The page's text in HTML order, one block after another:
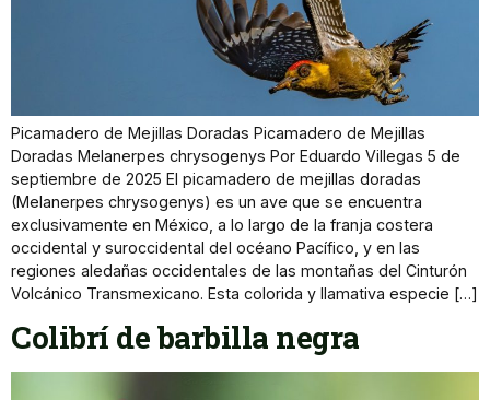
Picamadero de Mejillas Doradas Picamadero de Mejillas
Doradas Melanerpes chrysogenys Por Eduardo Villegas 5 de
septiembre de 2025 El picamadero de mejillas doradas
(Melanerpes chrysogenys) es un ave que se encuentra
exclusivamente en México, a lo largo de la franja costera
occidental y suroccidental del océano Pacífico, y en las
regiones aledañas occidentales de las montañas del Cinturón
Volcánico Transmexicano. Esta colorida y llamativa especie […]
Colibrí de barbilla negra